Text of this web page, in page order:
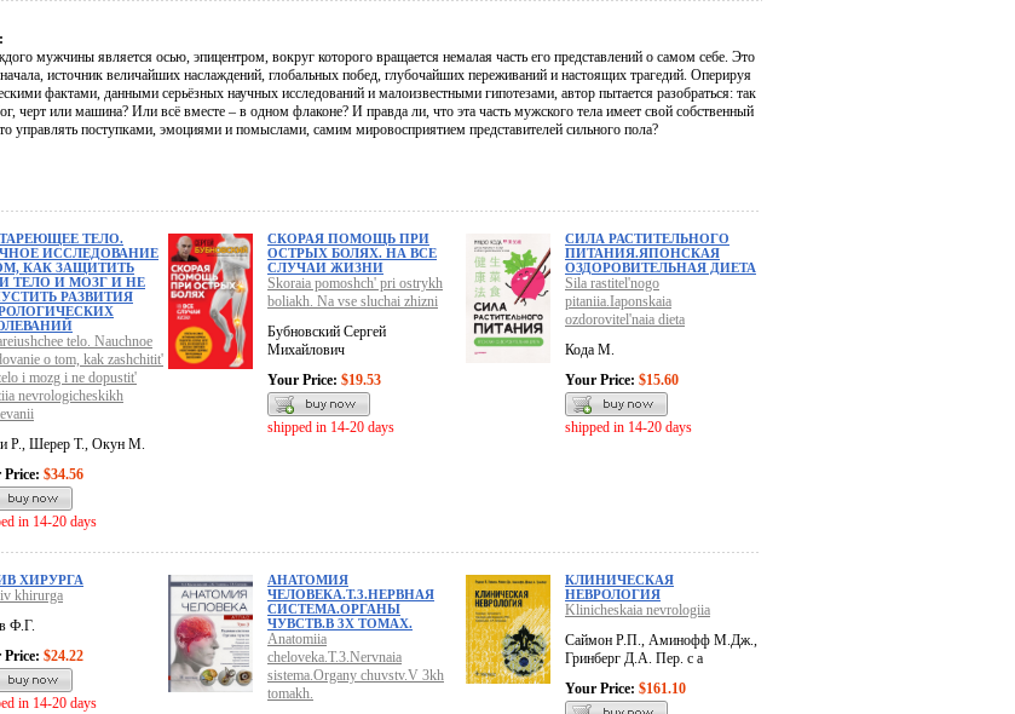
мужчины является осью, эпицентром, вокруг которого вращается немалая часть его представлений о самом себе. Это
источник величайших наслаждений, глобальных побед, глубочайших переживаний и настоящих трагедий. Оперируя
фактами, данными серьёзных научных исследований и малоизвестными гипотезами, автор пытается разобраться: так
черт или машина? Или всё вместе – в одном флаконе? И правда ли, что эта часть мужского тела имеет свой собственный
управлять поступками, эмоциями и помыслами, самим мировосприятием представителей сильного пола?
ТЕЛО.
ИССЛЕДОВАНИЕ
КАК ЗАЩИТИТЬ
ТЕЛО И МОЗГ И НЕ
РАЗВИТИЯ
telo. Nauchnoe
o tom, kak zashchitit'
i mozg i ne dopustit'
nevrologicheskikh
Р., Шерер Т., Окун М.
Price: $34.56
in 14-20 days
СКОРАЯ ПОМОЩЬ ПРИ
ОСТРЫХ БОЛЯХ. НА ВСЕ
СЛУЧАИ ЖИЗНИ
Skoraia pomoshch' pri ostrykh
boliakh. Na vse sluchai zhizni
Бубновский Сергей
Михайлович
Your Price: $19.53
shipped in 14-20 days
СИЛА РАСТИТЕЛЬНОГО
ПИТАНИЯ.ЯПОНСКАЯ
ОЗДОРОВИТЕЛЬНАЯ ДИЕТА
Sila rastitel'nogo
pitaniia.Iaponskaia
ozdorovitel'naia dieta
Кода М.
Your Price: $15.60
shipped in 14-20 days
ХИРУРГА
khirurga
Ф.Г.
Price: $24.22
in 14-20 days
АНАТОМИЯ
ЧЕЛОВЕКА.Т.3.НЕРВНАЯ
СИСТЕМА.ОРГАНЫ
ЧУВСТВ.В 3Х ТОМАХ.
Anatomiia
cheloveka.T.3.Nervnaia
sistema.Organy chuvstv.V 3kh
tomakh.
КЛИНИЧЕСКАЯ
НЕВРОЛОГИЯ
Klinicheskaia nevrologiia
Саймон Р.П., Аминофф М.Дж.,
Гринберг Д.А. Пер. с а
Your Price: $161.10